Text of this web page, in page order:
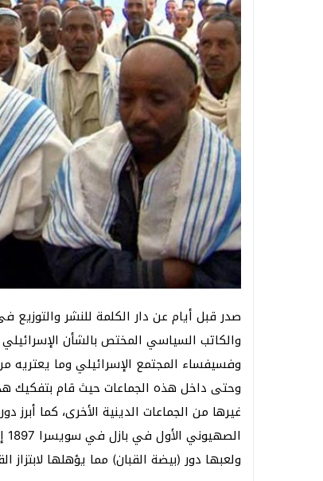
صدر قبل أيام عن دار الكلمة للنشر
والكاتب السياسي المختص بالشأن
وفسيفساء المجتمع الإسرائيلي وما يعتريه
وحتى داخل هذه الجماعات حيث قام بتفكيك
غيرها من الجماعات الدينية الأخرى، كما
ولعبها دور (بيضة القبان) مما يؤهلها